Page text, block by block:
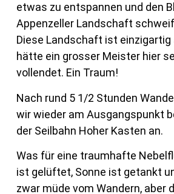
etwas zu entspannen und den
Appenzeller Landschaft
Diese Landschaft ist einzigartig
hätte ein grosser Meister hier
vollendet. Ein Traum!
Nach rund 5 1/2 Stunden
wir wieder am Ausgangspunkt
der Seilbahn Hoher Kasten an.
Was für eine traumhafte
ist gelüftet, Sonne ist getankt
zwar müde vom Wandern, aber